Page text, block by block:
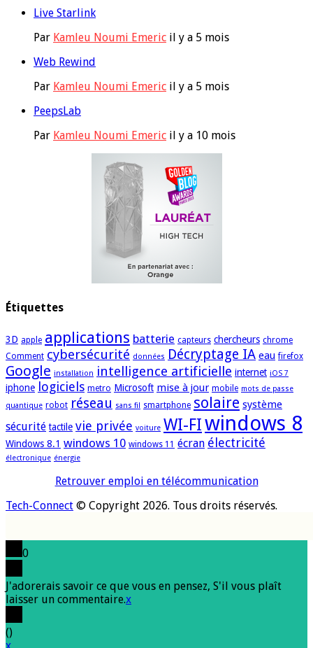
Live Starlink
Par Kamleu Noumi Emeric il y a 5 mois
Web Rewind
Par Kamleu Noumi Emeric il y a 5 mois
PeepsLab
Par Kamleu Noumi Emeric il y a 10 mois
Étiquettes
3D apple applications batterie capteurs chercheurs chrome
Comment cybersécurité données Décryptage IA eau firefox
Google installation intelligence artificielle internet iOS 7
iphone logiciels metro Microsoft mise à jour mobile mots de passe
quantique robot réseau sans fil smartphone solaire système
sécurité tactile vie privée voiture WI-FIwindows 8
Windows 8.1 windows 10 windows 11 écran électricité
électronique énergie
Retrouver emploi en télécommunication
Tech-Connect © Copyright 2026. Tous droits réservés.
0
J'adorerais savoir ce que vous en pensez, S'il vous plaît
laisser un commentaire.x
()